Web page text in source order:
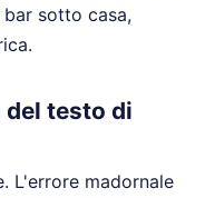
sotto casa,
testo di
L'errore madornale